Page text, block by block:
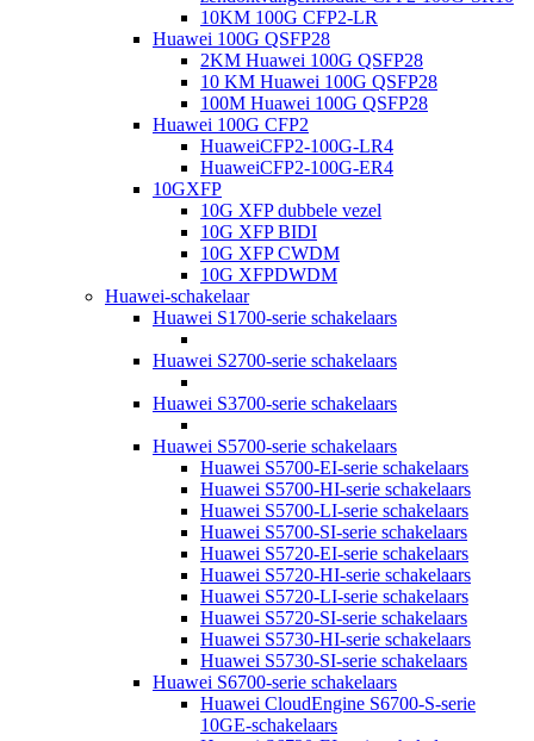
10KM 100G CFP2-LR
Huawei 100G QSFP28
2KM Huawei 100G QSFP28
10 KM Huawei 100G QSFP28
100M Huawei 100G QSFP28
Huawei 100G CFP2
HuaweiCFP2-100G-LR4
HuaweiCFP2-100G-ER4
10GXFP
10G XFP dubbele vezel
10G XFP BIDI
10G XFP CWDM
10G XFPDWDM
Huawei-schakelaar
Huawei S1700-serie schakelaars
Huawei S2700-serie schakelaars
Huawei S3700-serie schakelaars
Huawei S5700-serie schakelaars
Huawei S5700-EI-serie schakelaars
Huawei S5700-HI-serie schakelaars
Huawei S5700-LI-serie schakelaars
Huawei S5700-SI-serie schakelaars
Huawei S5720-EI-serie schakelaars
Huawei S5720-HI-serie schakelaars
Huawei S5720-LI-serie schakelaars
Huawei S5720-SI-serie schakelaars
Huawei S5730-HI-serie schakelaars
Huawei S5730-SI-serie schakelaars
Huawei S6700-serie schakelaars
Huawei CloudEngine S6700-S-serie
10GE-schakelaars